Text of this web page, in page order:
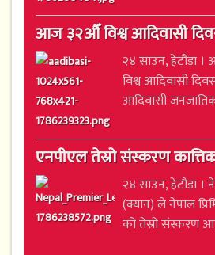
आज ३२औँ विश्व आदिवासी
२४ साउन, हेटौंडा
विश्व आदिवासी
आदिवासी
एनपीएल तेस्रो संस्करण
२४ साउन, हेटौंडा
(क्यान) ले नेपाल
को तेस्रो संस्करण